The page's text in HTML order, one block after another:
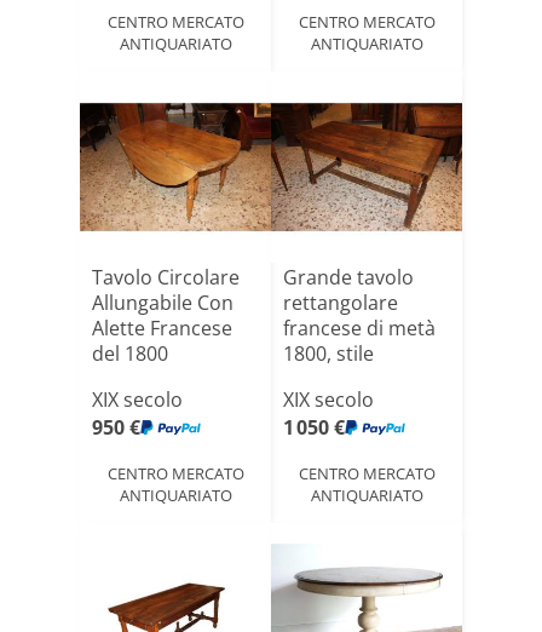
CENTRO MERCATO
ANTIQUARIATO
CENTRO MERCATO
ANTIQUARIATO
Tavolo Circolare
Allungabile Con
Alette Francese
del 1800
XIX secolo
950 €
CENTRO MERCATO
ANTIQUARIATO
Grande tavolo
rettangolare
francese di metà
1800, stile
XIX secolo
1 050 €
CENTRO MERCATO
ANTIQUARIATO